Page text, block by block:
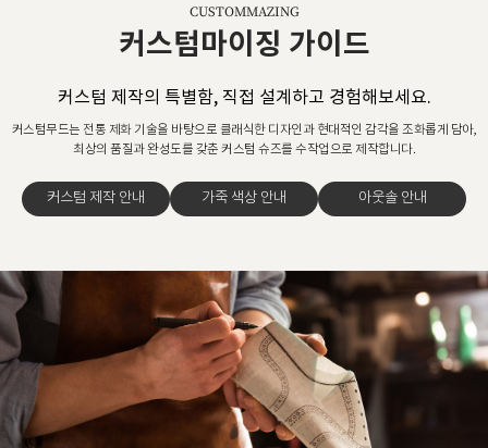
CUSTOMMAZING
커스텀마이징 가이드
커스텀 제작의 특별함, 직접 설계하고 경험해보세요.
커스텀무드는 전통 제화 기술을 바탕으로 클래식한 디자인과 현대적인 감각을 조화롭게 담아,
최상의 품질과 완성도를 갖춘 커스텀 슈즈를 수작업으로 제작합니다.
커스텀 제작 안내 가죽 색상 안내 아웃솔 안내